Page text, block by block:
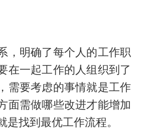
，明确了每个人的工作职
在一起工作的人组织到了
需要考虑的事情就是工作
面需做哪些改进才能增加
是找到最优工作流程。